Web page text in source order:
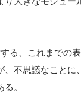
る、これまでの
不思議なこと
。